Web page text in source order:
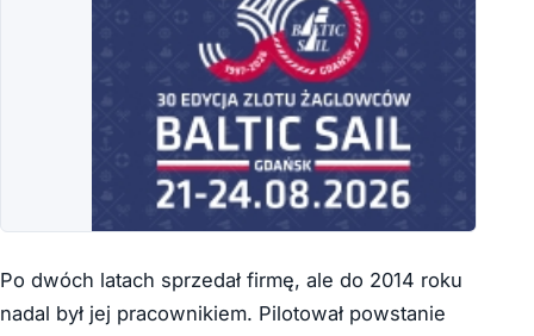
Po dwóch latach sprzedał firmę, ale do 2014 roku
nadal był jej pracownikiem. Pilotował powstanie